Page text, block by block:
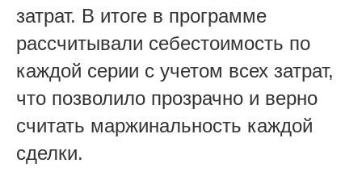
затрат. В итоге в программе
рассчитывали себестоимость по
каждой серии с учетом всех затрат,
что позволило прозрачно и верно
считать маржинальность каждой
сделки.